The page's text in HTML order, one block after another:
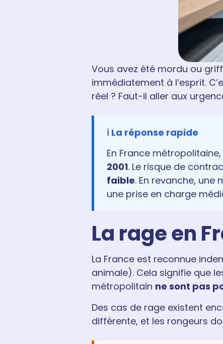
Vous avez été mordu ou
immédiatement à l’esprit.
réel ? Faut-il aller aux
ℹ️ La réponse rapide
En France
2001. Le risque de
faible. En revanche,
une prise en charge
La rage en
La France est reconnue
animale). Cela signifie que
métropolitain ne sont pas
Des cas de rage existent
différente, et les rongeurs